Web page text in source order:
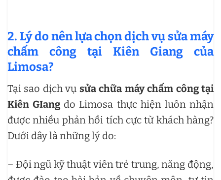
2. Lý do nên lựa chọn dịch vụ sửa máy
chấm công tại Kiên Giang của
Limosa?
Tại sao dịch vụ sửa chữa máy chấm công tại
Kiên GIang do Limosa thực hiện luôn nhận
được nhiều phản hồi tích cực từ khách hàng?
Dưới đây là những lý do:
– Đội ngũ kỹ thuật viên trẻ trung, năng động,